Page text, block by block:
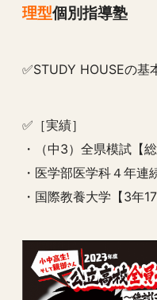
理型個別指導塾
✅STUDY HOUSEの基
✅［実績］
・（中3）全県模試【
・医学部医学科４年連
・国際教養大学【3年17